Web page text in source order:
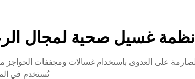
أنظمة غسيل صحية لمجال
تُستخدم في